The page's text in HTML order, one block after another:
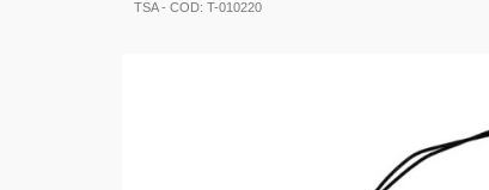
TSA- COD: T-010220